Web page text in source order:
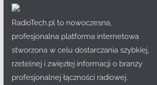
RadioTech.pl to nowoczesna,
profesjonalna platforma internetowa
stworzona w celu dostarczania szybkiej,
rzetelnej i zwięzłej informacji o branży
profesjonalnej łączności radiowej.